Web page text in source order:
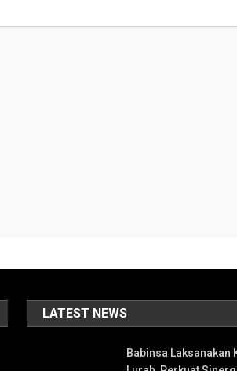
LATEST NEWS
Babinsa Laksanakan